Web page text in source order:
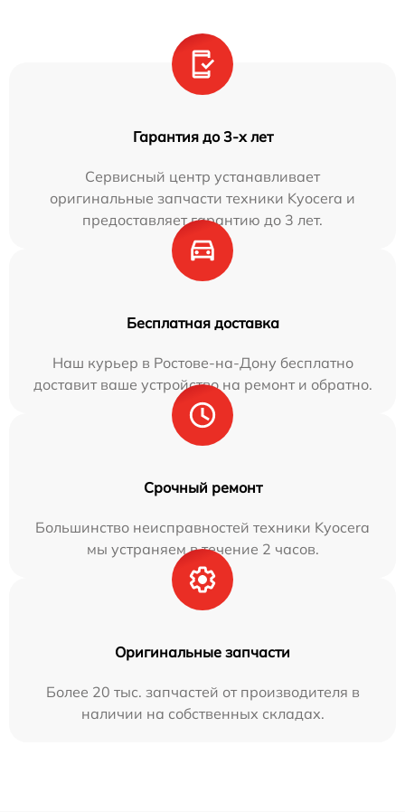
Гарантия до 3-х лет
Сервисный центр устанавливает
оригинальные запчасти техники Kyocera и
предоставляет гарантию до 3 лет.
Бесплатная доставка
Наш курьер в Ростове-на-Дону бесплатно
доставит ваше устройство на ремонт и обратно.
Срочный ремонт
Большинство неисправностей техники Kyocera
мы устраняем в течение 2 часов.
Оригинальные запчасти
Более 20 тыс. запчастей от производителя в
наличии на собственных складах.